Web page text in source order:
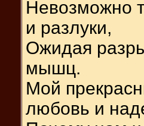
Невозможно
и разлуки,
Ожидая
мышц.
Мой
любовь и